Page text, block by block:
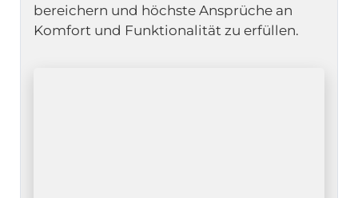
bereichern und höchste Ansprüche an
Komfort und Funktionalität zu erfüllen.